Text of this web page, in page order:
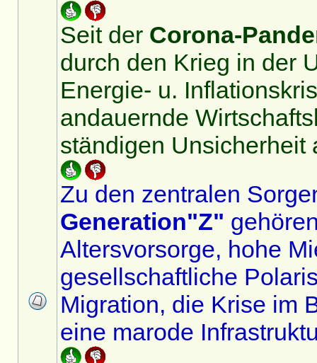
Seit der Corona-
durch den Krieg in der
Energie- u.
andauernde
ständigen Unsicherheit
Zu den zentralen
Generation"Z"
Altersvorsorge, hohe
gesellschaftliche
Migration, die Krise im
eine marode